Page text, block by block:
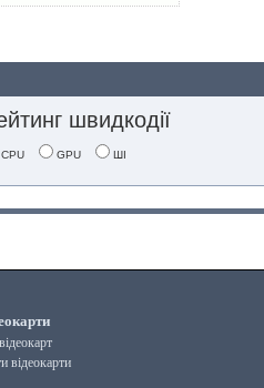
швидкодії
CPU GPU ШІ
відеокарти